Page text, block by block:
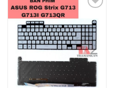
Wishlist